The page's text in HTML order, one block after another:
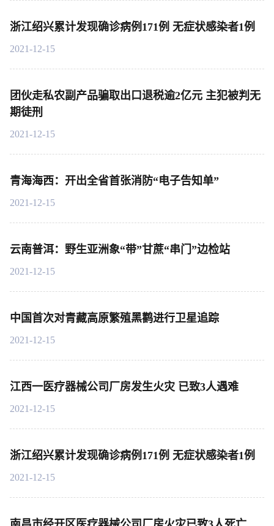
浙江绍兴累计发现确诊病例171例 无症状感染者1例
2021-12-15
团伙走私农副产品骗取出口退税逾2亿元 主犯被判无
期徒刑
2021-12-15
青海海西：开出全省首张消防“电子告知单”
2021-12-15
云南普洱：野生亚洲象“带”甘蔗“串门”边检站
2021-12-15
中国首次对青藏高原繁殖黑鹳进行卫星追踪
2021-12-15
江西一医疗器械公司厂房发生火灾 已致3人遇难
2021-12-15
浙江绍兴累计发现确诊病例171例 无症状感染者1例
2021-12-15